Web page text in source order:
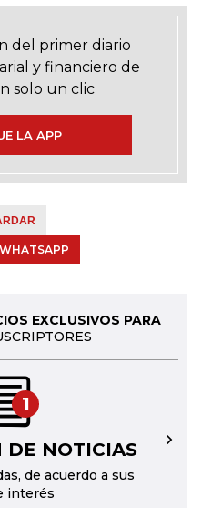
del primer diario
y financiero de
solo un clic
LA APP
EXCLUSIVOS PARA
1
DE NOTICIAS
de acuerdo a sus
interés
→